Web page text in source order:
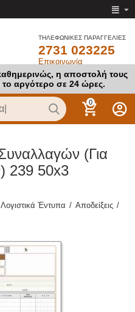
ΤΗΛΕΦΩΝΙΚΕΣ ΠΑΡΑΓΓΕΛΙΕΣ
2731 023225
Επικοινωνία
η αποστολή τους
το αργότερο σε 24 ώρες.
0
(Για
239 50x3
Λογιστικά Έντυπα / Αποδείξεις /